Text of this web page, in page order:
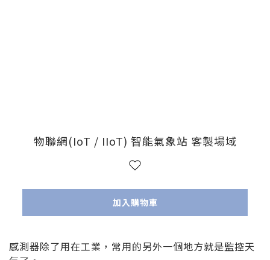
物聯網(IoT / IIoT) 智能氣象站 客製場域
加入購物車
感測器除了用在工業，常用的另外一個地方就是監控天